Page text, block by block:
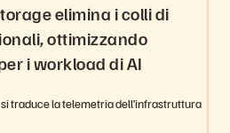
elimina i colli di
ottimizzando
i workload di AI
traduce la telemetria dell’infrastruttura